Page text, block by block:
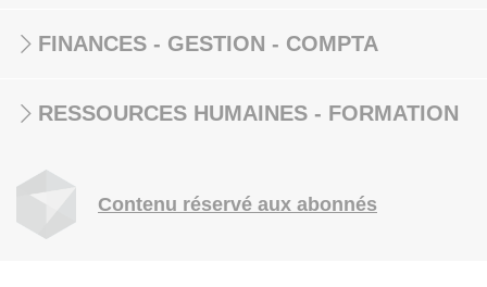
FINANCES - GESTION - COMPTA
RESSOURCES HUMAINES - FORMATION
Contenu réservé aux abonnés